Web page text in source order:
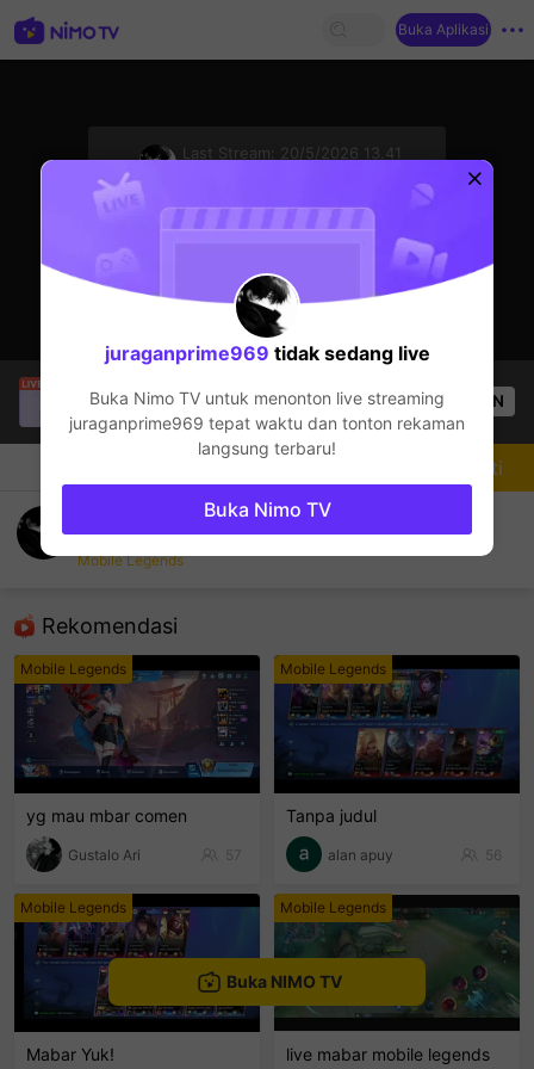
Buka Aplikasi
Last Stream:
20/5/2026 13.41
EL GUAPO sedang siaran langsung!
Mobile Legends
49 Penonton OPEN
welcome gays🖤
juraganprime969
Mobile Legends
Rekomendasi
Mobile Legends
yg mau mbar comen
Gustalo Ari 57
Mobile Legends
Tanpa judul
alan apuy 56
Mobile Legends
Mabar Yuk!
Mobile Legends
live mabar mobile legends
Mengikuti
Buka NIMO TV
juraganprime969 tidak sedang live
Buka Nimo TV untuk menonton live streaming
juraganprime969 tepat waktu dan tonton rekaman
langsung terbaru!
Buka Nimo TV